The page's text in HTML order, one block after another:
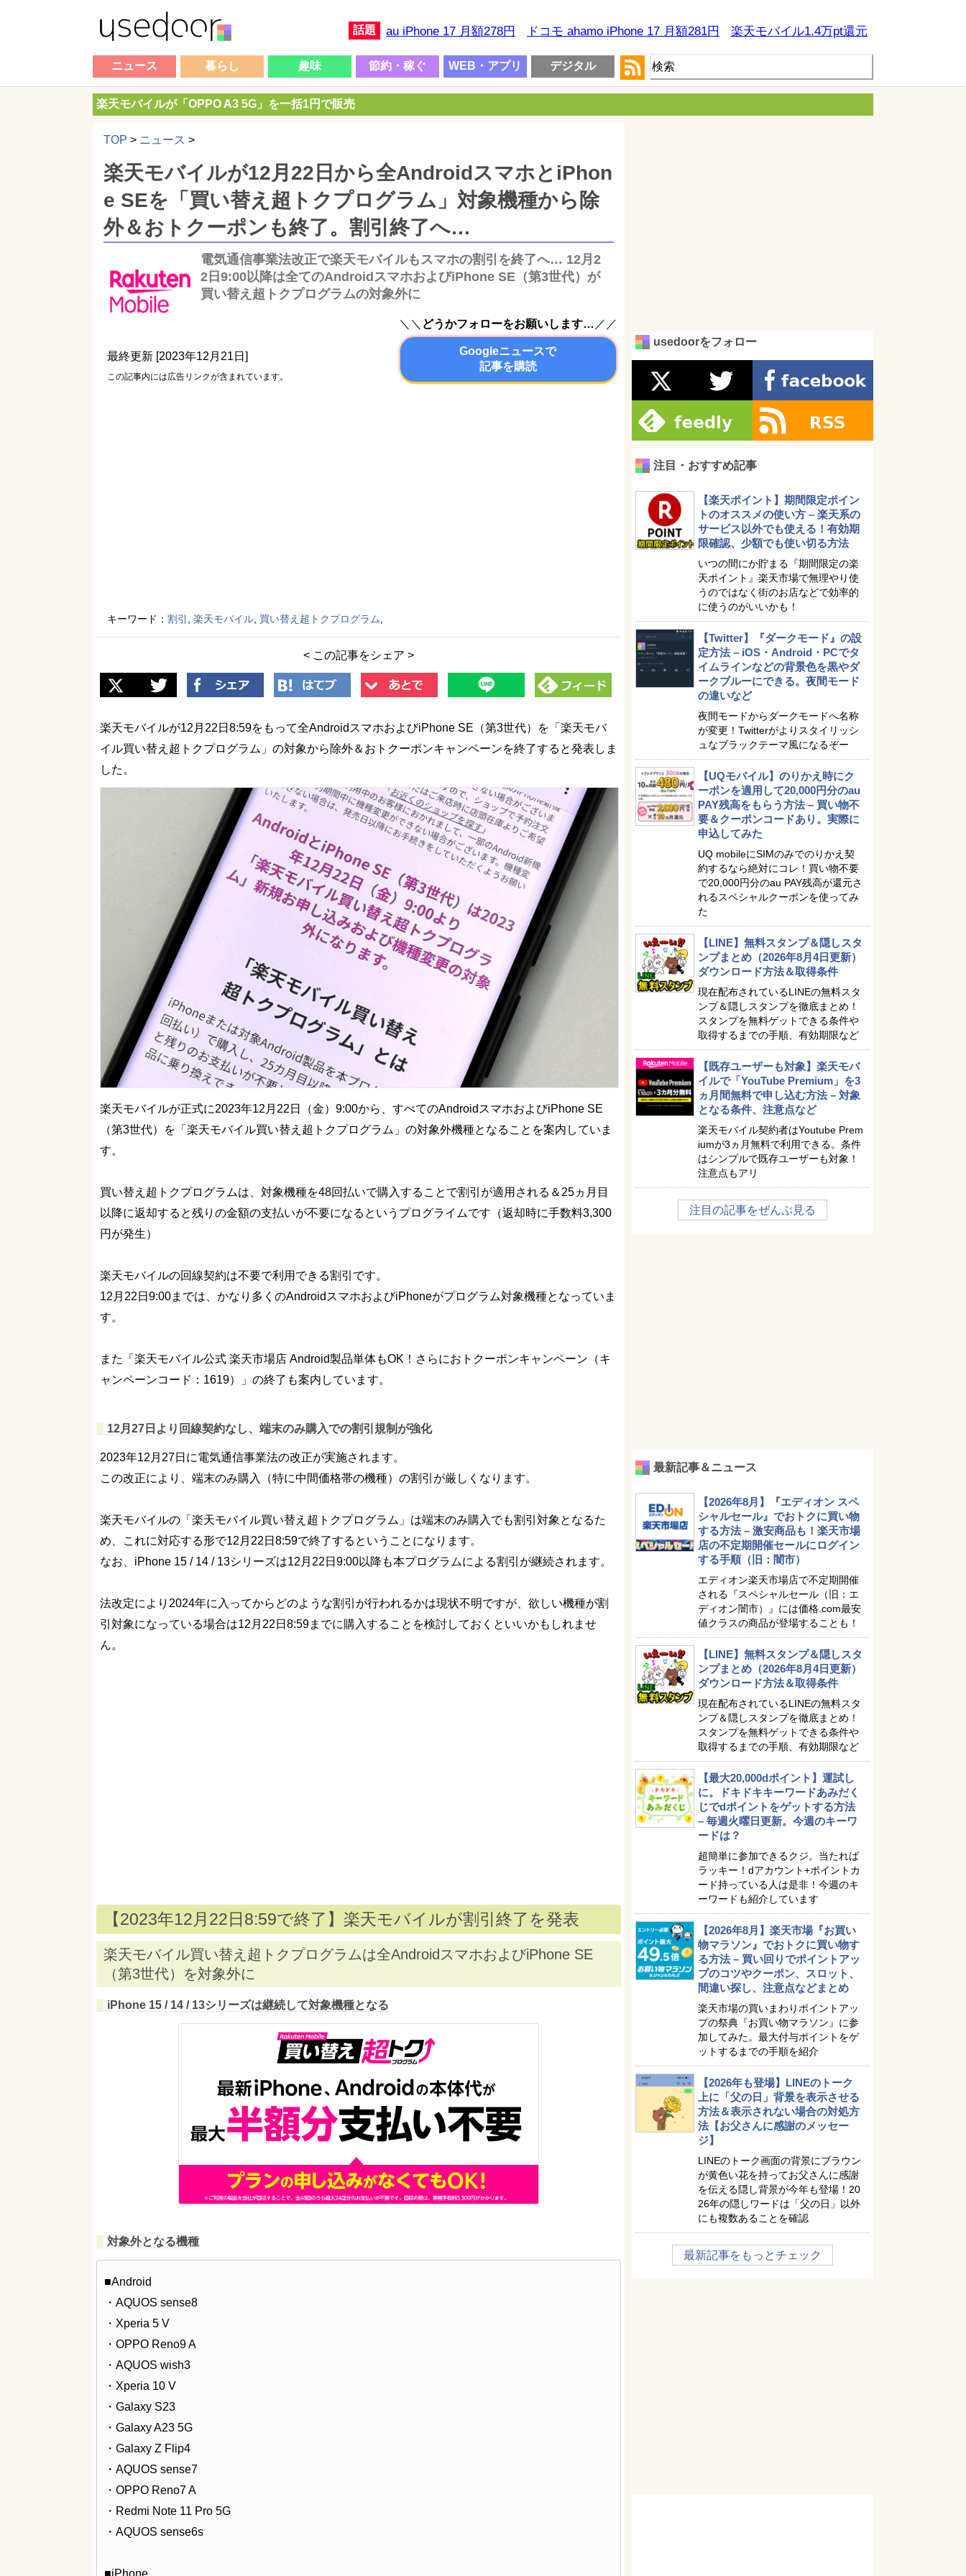
話題 au iPhone 17 月額278円 ドコモ ahamo iPhone 17 月額281円 楽天モバイル1.4万pt還元
ニュース 暮らし 趣味 節約・稼ぐ WEB・アプリ デジタル
楽天モバイルが「OPPO A3 5G」を一括1円で販売
TOP > ニュース >
楽天モバイルが12月22日から全AndroidスマホとiPhon
e SEを「買い替え超トクプログラム」対象機種から除
外＆おトクーポンも終了。割引終了へ…
電気通信事業法改正で楽天モバイルもスマホの割引を終了へ… 12月2
2日9:00以降は全てのAndroidスマホおよびiPhone SE（第3世代）が
買い替え超トクプログラムの対象外に
最終更新 [2023年12月21日]
この記事内には広告リンクが含まれています。
＼＼ どうかフォローをお願いします… ／／
Googleニュースで
記事を購読
キーワード： 割引 楽天モバイル 買い替え超トクプログラム
< この記事をシェア >
楽天モバイルが12月22日8:59をもって全AndroidスマホおよびiPhone SE（第3世代）を「楽天モバ
イル買い替え超トクプログラム」の対象から除外＆おトクーポンキャンペーンを終了すると発表しま
した。
楽天モバイルが正式に2023年12月22日（金）9:00から、すべてのAndroidスマホおよびiPhone SE
（第3世代）を「楽天モバイル買い替え超トクプログラム」の対象外機種となることを案内していま
す。
買い替え超トクプログラムは、対象機種を48回払いで購入することで割引が適用される＆25ヵ月目
以降に返却すると残りの金額の支払いが不要になるというプログライムです（返却時に手数料3,300
円が発生）
楽天モバイルの回線契約は不要で利用できる割引です。
12月22日9:00までは、かなり多くのAndroidスマホおよびiPhoneがプログラム対象機種となっていま
す。
また「楽天モバイル公式 楽天市場店 Android製品単体もOK！さらにおトクーポンキャンペーン（キ
ャンペーンコード：1619）」の終了も案内しています。
12月27日より回線契約なし、端末のみ購入での割引規制が強化
2023年12月27日に電気通信事業法の改正が実施されます。
この改正により、端末のみ購入（特に中間価格帯の機種）の割引が厳しくなります。
楽天モバイルの「楽天モバイル買い替え超トクプログラム」は端末のみ購入でも割引対象となるた
め、これに対応する形で12月22日8:59で終了するということになります。
なお、iPhone 15 / 14 / 13シリーズは12月22日9:00以降も本プログラムによる割引が継続されます。
法改定により2024年に入ってからどのような割引が行われるかは現状不明ですが、欲しい機種が割
引対象になっている場合は12月22日8:59までに購入することを検討しておくといいかもしれませ
ん。
【2023年12月22日8:59で終了】楽天モバイルが割引終了を発表
楽天モバイル買い替え超トクプログラムは全AndroidスマホおよびiPhone SE
（第3世代）を対象外に
iPhone 15 / 14 / 13シリーズは継続して対象機種となる
対象外となる機種
■Android
・AQUOS sense8
・Xperia 5 V
・OPPO Reno9 A
・AQUOS wish3
・Xperia 10 V
・Galaxy S23
・Galaxy A23 5G
・Galaxy Z Flip4
・AQUOS sense7
・OPPO Reno7 A
・Redmi Note 11 Pro 5G
・AQUOS sense6s
■iPhone
usedoorをフォロー
注目・おすすめ記事
【楽天ポイント】期間限定ポイン
トのオススメの使い方 – 楽天系の
サービス以外でも使える！有効期
限確認、少額でも使い切る方法
いつの間にか貯まる『期間限定の楽
天ポイント』楽天市場で無理やり使
うのではなく街のお店などで効率的
に使うのがいいかも！
【Twitter】『ダークモード』の設
定方法 – iOS・Android・PCでタ
イムラインなどの背景色を黒やダ
ークブルーにできる。夜間モード
の違いなど
夜間モードからダークモードへ名称
が変更！Twitterがよりスタイリッシ
ュなブラックテーマ風になるぞー
【UQモバイル】のりかえ時にク
ーポンを適用して20,000円分のau
PAY残高をもらう方法 – 買い物不
要＆クーポンコードあり。実際に
申込してみた
UQ mobileにSIMのみでのりかえ契
約するなら絶対にコレ！買い物不要
で20,000円分のau PAY残高が還元さ
れるスペシャルクーポンを使ってみ
た
【LINE】無料スタンプ＆隠しスタ
ンプまとめ（2026年8月4日更新）
ダウンロード方法＆取得条件
現在配布されているLINEの無料スタ
ンプ＆隠しスタンプを徹底まとめ！
スタンプを無料ゲットできる条件や
取得するまでの手順、有効期限など
【既存ユーザーも対象】楽天モバ
イルで「YouTube Premium」を3
ヵ月間無料で申し込む方法 – 対象
となる条件、注意点など
楽天モバイル契約者はYoutube Prem
iumが3ヵ月無料で利用できる。条件
はシンプルで既存ユーザーも対象！
注意点もアリ
注目の記事をぜんぶ見る
最新記事＆ニュース
【2026年8月】『エディオン スペ
シャルセール』でおトクに買い物
する方法 – 激安商品も！楽天市場
店の不定期開催セールにログイン
する手順（旧：闇市）
エディオン楽天市場店で不定期開催
される『スペシャルセール（旧：エ
ディオン闇市）』には価格.com最安
値クラスの商品が登場することも！
【LINE】無料スタンプ＆隠しスタ
ンプまとめ（2026年8月4日更新）
ダウンロード方法＆取得条件
現在配布されているLINEの無料スタ
ンプ＆隠しスタンプを徹底まとめ！
スタンプを無料ゲットできる条件や
取得するまでの手順、有効期限など
【最大20,000dポイント】運試し
に。ドキドキキーワードあみだく
じでdポイントをゲットする方法
– 毎週火曜日更新。今週のキーワ
ードは？
超簡単に参加できるクジ。当たれば
ラッキー！dアカウント+ポイントカ
ード持っている人は是非！今週のキ
ーワードも紹介しています
【2026年8月】楽天市場『お買い
物マラソン』でおトクに買い物す
る方法 – 買い回りでポイントアッ
プのコツやクーポン、スロット、
間違い探し、注意点などまとめ
楽天市場の買いまわりポイントアッ
プの祭典『お買い物マラソン』に参
加してみた。最大付与ポイントをゲ
ットするまでの手順を紹介
【2026年も登場】LINEのトーク
上に「父の日」背景を表示させる
方法＆表示されない場合の対処方
法【お父さんに感謝のメッセー
ジ】
LINEのトーク画面の背景にブラウン
が黄色い花を持ってお父さんに感謝
を伝える隠し背景が今年も登場！20
26年の隠しワードは「父の日」以外
にも複数あることを確認
最新記事をもっとチェック